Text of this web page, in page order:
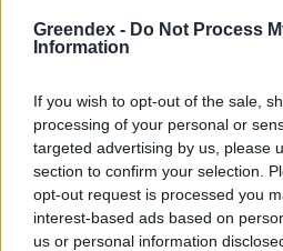
Greendex - Do Not Process
Information
If you wish to opt-out of the sale,
processing of your personal or
targeted advertising by us, please
section to confirm your selection.
opt-out request is processed you
interest-based ads based on
us or personal information